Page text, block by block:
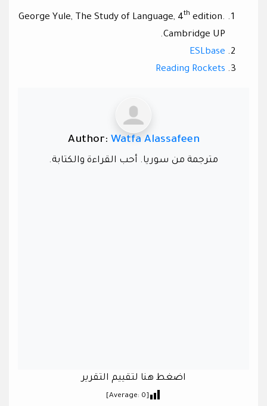
George Yule, The Study of Language, 4th edition.
Cambridge UP.
ESLbase
Reading Rockets
Author: Watfa Alassafeen
مترجمة من سوريا. أحب القراءة والكتابة.
اضغط هنا لتقييم التقرير
[Average:
0
]